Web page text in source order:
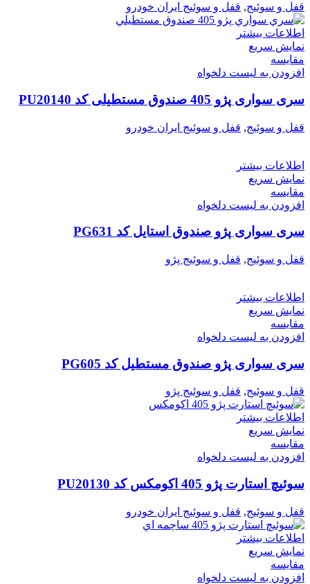
قفل و سوئیج, قفل و سوئیج ایران خودرو
اطلاعات بیشتر
نمایش سریع
مقایسه
افزودن به لیست دلخواه
سری سواری پژو 405 صندوق مستطیلی کد PU20140
قفل و سوئیج, قفل و سوئیج ایران خودرو
اطلاعات بیشتر
نمایش سریع
مقایسه
افزودن به لیست دلخواه
سری سواری پژو صندوق استایل کد PG631
قفل و سوئیج, قفل و سوئیج پژو
اطلاعات بیشتر
نمایش سریع
مقایسه
افزودن به لیست دلخواه
سری سواری پژو صندوق مستطیل کد PG605
قفل و سوئیج, قفل و سوئیج پژو
اطلاعات بیشتر
نمایش سریع
مقایسه
افزودن به لیست دلخواه
سوئیچ استارت پژو 405 اکومکس کد PU20130
قفل و سوئیج, قفل و سوئیج ایران خودرو
اطلاعات بیشتر
نمایش سریع
مقایسه
افزودن به لیست دلخواه